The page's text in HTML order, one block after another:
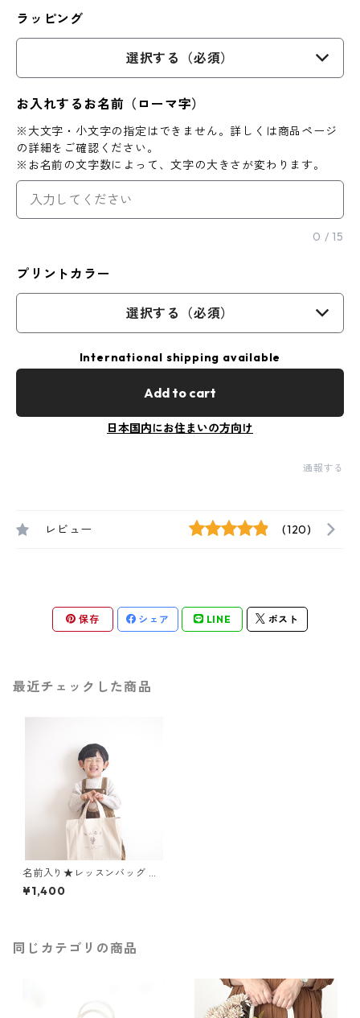
ラッピング
選択する（必須）
お入れするお名前（ローマ字）
※大文字・小文字の指定はできません。詳しくは商品ページ
の詳細をご確認ください。
※お名前の文字数によって、文字の大きさが変わります。
0 / 15
プリントカラー
選択する（必須）
International shipping available
Add to cart
日本国内にお住まいの方向け
通報する
レビュー (120)
保存 シェア LINE ポスト
最近チェックした商品
名前入り★レッスンバッグ ナ
チュラルフラワー 絵本入れ 入
園入学グッズ 通園通学
¥1,400
同じカテゴリの商品